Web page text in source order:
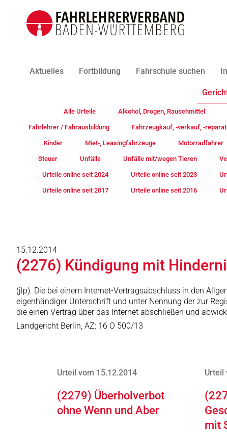
Aktuelles Fortbildung Fahrschule suchen
Alle Urteile Alkohol, Drogen, Rauschmittel
Fahrlehrer / Fahrausbildung Fahrzeugkauf, -verkauf, -
Kinder Miet-, Leasingfahrzeuge Motorradfahrer
Steuer Unfälle Unfälle mit/wegen Tieren
Urteile online seit 2024 Urteile online seit 2023
Urteile online seit 2017 Urteile online seit 2016
15.12.2014
(2276) Kündigung mit
(jlp). Die bei einem Internet-Vertragsabschluss in den
eigenhändiger Unterschrift und unter Nennung der zur
die einen Vertrag über das Internet abschließen und
Landgericht Berlin, AZ: 16 O 500/13
Urteil vom 15.12.2014
(2279) Überholverbot
ohne Wenn und Aber
Urteil
mit